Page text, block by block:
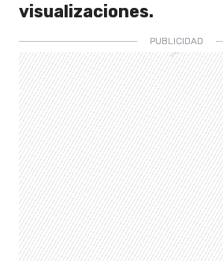
visualizaciones.